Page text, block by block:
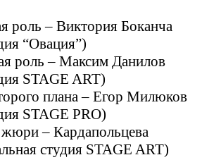
роль – Виктория Боканча
“Овация”)
роль – Максим Данилов
STAGE ART)
плана – Егор Милюков
STAGE PRO)
– Кардапольцева
студия STAGE ART)